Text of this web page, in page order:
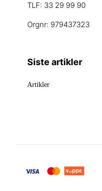
TLF: 33 29 99 90
Orgnr: 979437323
Siste artikler
Artikler